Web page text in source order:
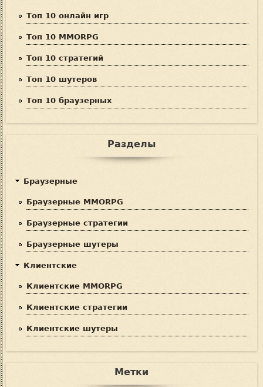
Топ 10 онлайн игр
Топ 10 MMORPG
Топ 10 стратегий
Топ 10 шутеров
Топ 10 браузерных
Разделы
Браузерные
Браузерные MMORPG
Браузерные стратегии
Браузерные шутеры
Клиентские
Клиентские MMORPG
Клиентские стратегии
Клиентские шутеры
Метки